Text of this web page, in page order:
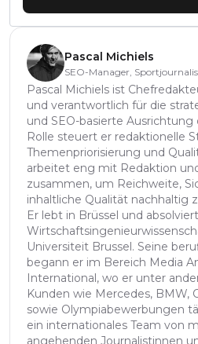
Pascal Michiels
SEO-Manager,
Pascal Michiels ist
und verantwortlich für die
und SEO-basierte
Rolle steuert er redaktionelle
Themenpriorisierung und
arbeitet eng mit Redaktion
zusammen, um Reichweite,
inhaltliche Qualität nachhaltig
Er lebt in Brüssel und
Universiteit Brussel. Seine
begann er im Bereich Media
International, wo er unter
Kunden wie Mercedes, BMW,
sowie Olympiabewerbungen
ein internationales Team von
angehenden Journalistinnen